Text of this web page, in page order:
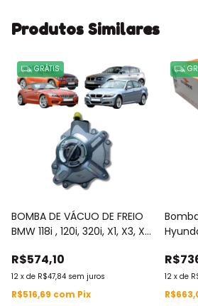
Produtos Similares
GRÁTIS
BOMBA DE VÁCUO DE FREIO
BMW 118i , 120i, 320i, X1, X3, X3
R$574,10
12 x de R$47,84 sem juros
R$516,69 com Pix
12 x de